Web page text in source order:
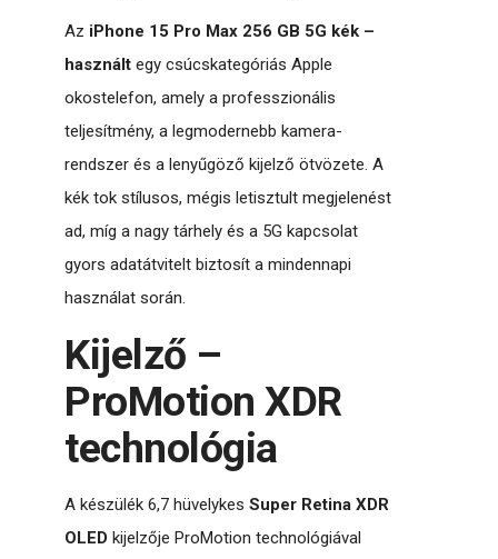
Az iPhone 15 Pro Max 256 GB 5G kék –
használt egy csúcskategóriás Apple
okostelefon, amely a professzionális
teljesítmény, a legmodernebb kamera­
rendszer és a lenyűgöző kijelző ötvözete. A
kék tok stílusos, mégis letisztult megjelenést
ad, míg a nagy tárhely és a 5G kapcsolat
gyors adatátvitelt biztosít a mindennapi
használat során.
Kijelző –
ProMotion XDR
technológia
A készülék 6,7 hüvelykes Super Retina XDR
OLED kijelzője ProMotion technológiával